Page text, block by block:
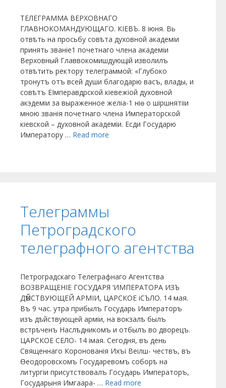
ТЕЛЕГРАММА ВЕРХОВНАГО
ГЛАВНОКОМАНДУЮЩАГО. КІЕВЪ. 8 іюня. Вь
отвѣть на просьбу совѣта духовной академіи
принять званіе1 почетнаго члена академіи
Верховный Главвокомишдующій изволилъ
отвѣтить ректору телеграммой: «Глубоко
тронутъ отъ всей души благодарю васъ, влады, и
совѣтъ ЕІмперавдрской кіевежіой духовной
акэдеміи за выраженное желіа-1 ніѳ о шіршнятііи
мною званія почетнаго члена Императорской
кіевской – духовной академіи. Есди Государю
Императору … Read more
Телеграммы
Петроградского
телеграфного агентства
Петроградскаго Телеграфнаго Агентства
ВОЗВРАЩЕНІЕ ГОСУДАРЯ ‘ИМПЕРАТОРА ИЗЪ
ДѢЙСТВУЮЩЕЙ АРМІИ, ЦАРСКОЕ іСЪЛО. 14 мая.
Въ 9 час. утра прибылъ Государь Императоръ
изъ дѣйствующей арміи, на вокзалѣ былъ
встрѣченъ Наслѣдникомъ и отбылъ во дворецъ.
ЦАРСКОЕ СЕЛО- 14 імая. Сегодня, въ день
Священнаго Коронованія Ихъі Веілш- чествъ, въ
Ѳеодоровскомъ Государевомъ соборѣ на
литургіи присутствовалъ Государь Императоръ,
Государыня Имгаара- … Read more